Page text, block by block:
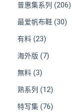
普惠集系列 (206)
最爱帆布鞋 (30)
有料 (23)
海外版 (7)
無料 (3)
熟系列 (12)
特写集 (76)